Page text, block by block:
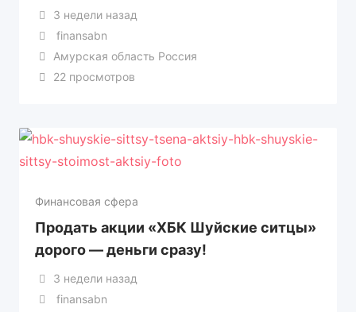
3 недели назад
finansabn
Амурская область Россия
22 просмотров
Финансовая сфера
Продать акции «ХБК Шуйские ситцы»
дорого — деньги сразу!
3 недели назад
finansabn